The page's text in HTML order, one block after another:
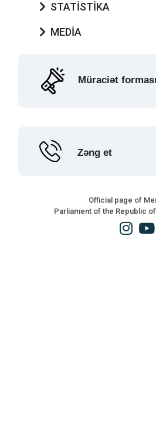
STATİSTİKA
MEDİA
Müraciət forması
Zəng et
Official page of
Parliament of the Republic